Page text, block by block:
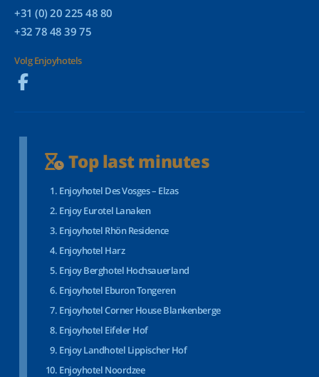
+31 (0) 20 225 48 80
+32 78 48 39 75
Volg Enjoyhotels
Top last minutes
Enjoyhotel Des Vosges – Elzas
Enjoy Eurotel Lanaken
Enjoyhotel Rhön Residence
Enjoyhotel Harz
Enjoy Berghotel Hochsauerland
Enjoyhotel Eburon Tongeren
Enjoyhotel Corner House Blankenberge
Enjoyhotel Eifeler Hof
Enjoy Landhotel Lippischer Hof
Enjoyhotel Noordzee